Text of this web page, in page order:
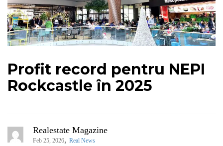
Profit record pentru NEPI
Rockcastle în 2025
Realestate Magazine
Feb 25, 2026, Real News